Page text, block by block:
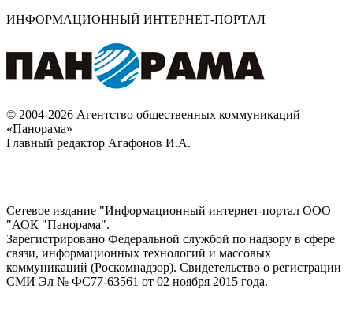
ИНФОРМАЦИОННЫЙ ИНТЕРНЕТ-ПОРТАЛ
© 2004-2026 Агентство общественных коммуникаций
«Панорама»
Главный редактор Агафонов И.А.
Сетевое издание "Информационный интернет-портал ООО
"АОК "Панорама".
Зарегистрировано Федеральной службой по надзору в сфере
связи, информационных технологий и массовых
коммуникаций (Роскомнадзор). Cвидетельство о регистрации
СМИ Эл № ФС77-63561 от 02 ноября 2015 года.